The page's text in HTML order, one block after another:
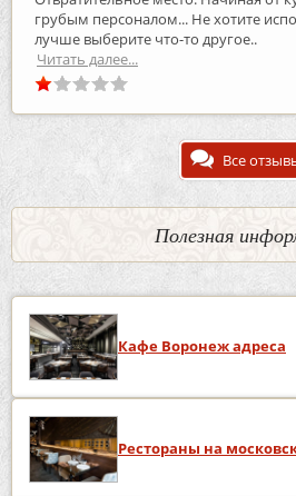
грубым персоналом... Не хотите
лучше выберите что-то другое..
Читать далее...
Все
Полезная
Кафе Воронеж адреса
Рестораны на